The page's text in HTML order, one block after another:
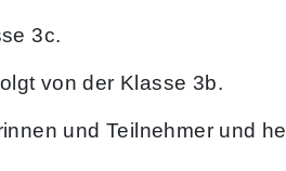
3c.
von der Klasse 3b.
und Teilnehmer und